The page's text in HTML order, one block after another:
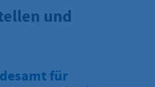
und
für